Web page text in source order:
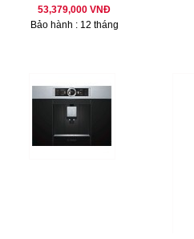
53,379,000 VNĐ
Bảo hành : 12 tháng